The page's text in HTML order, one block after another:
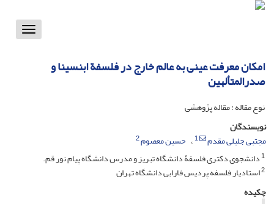
Toggle
امکان معرفت عینی به عالم خارج در فلسفة ابنسینا و
صدرالمتألهین
نوع مقاله : مقاله پژوهشی
نویسندگان
مجتبی جلیلی مقدم
1 حسین معصوم2
1دانشجوی دکتری فلسفۀ دانشگاه تبریز و مدرس دانشگاه پیام نور قم.
2استادیار فلسفه پردیس فارابی دانشگاه تهران
چکیده